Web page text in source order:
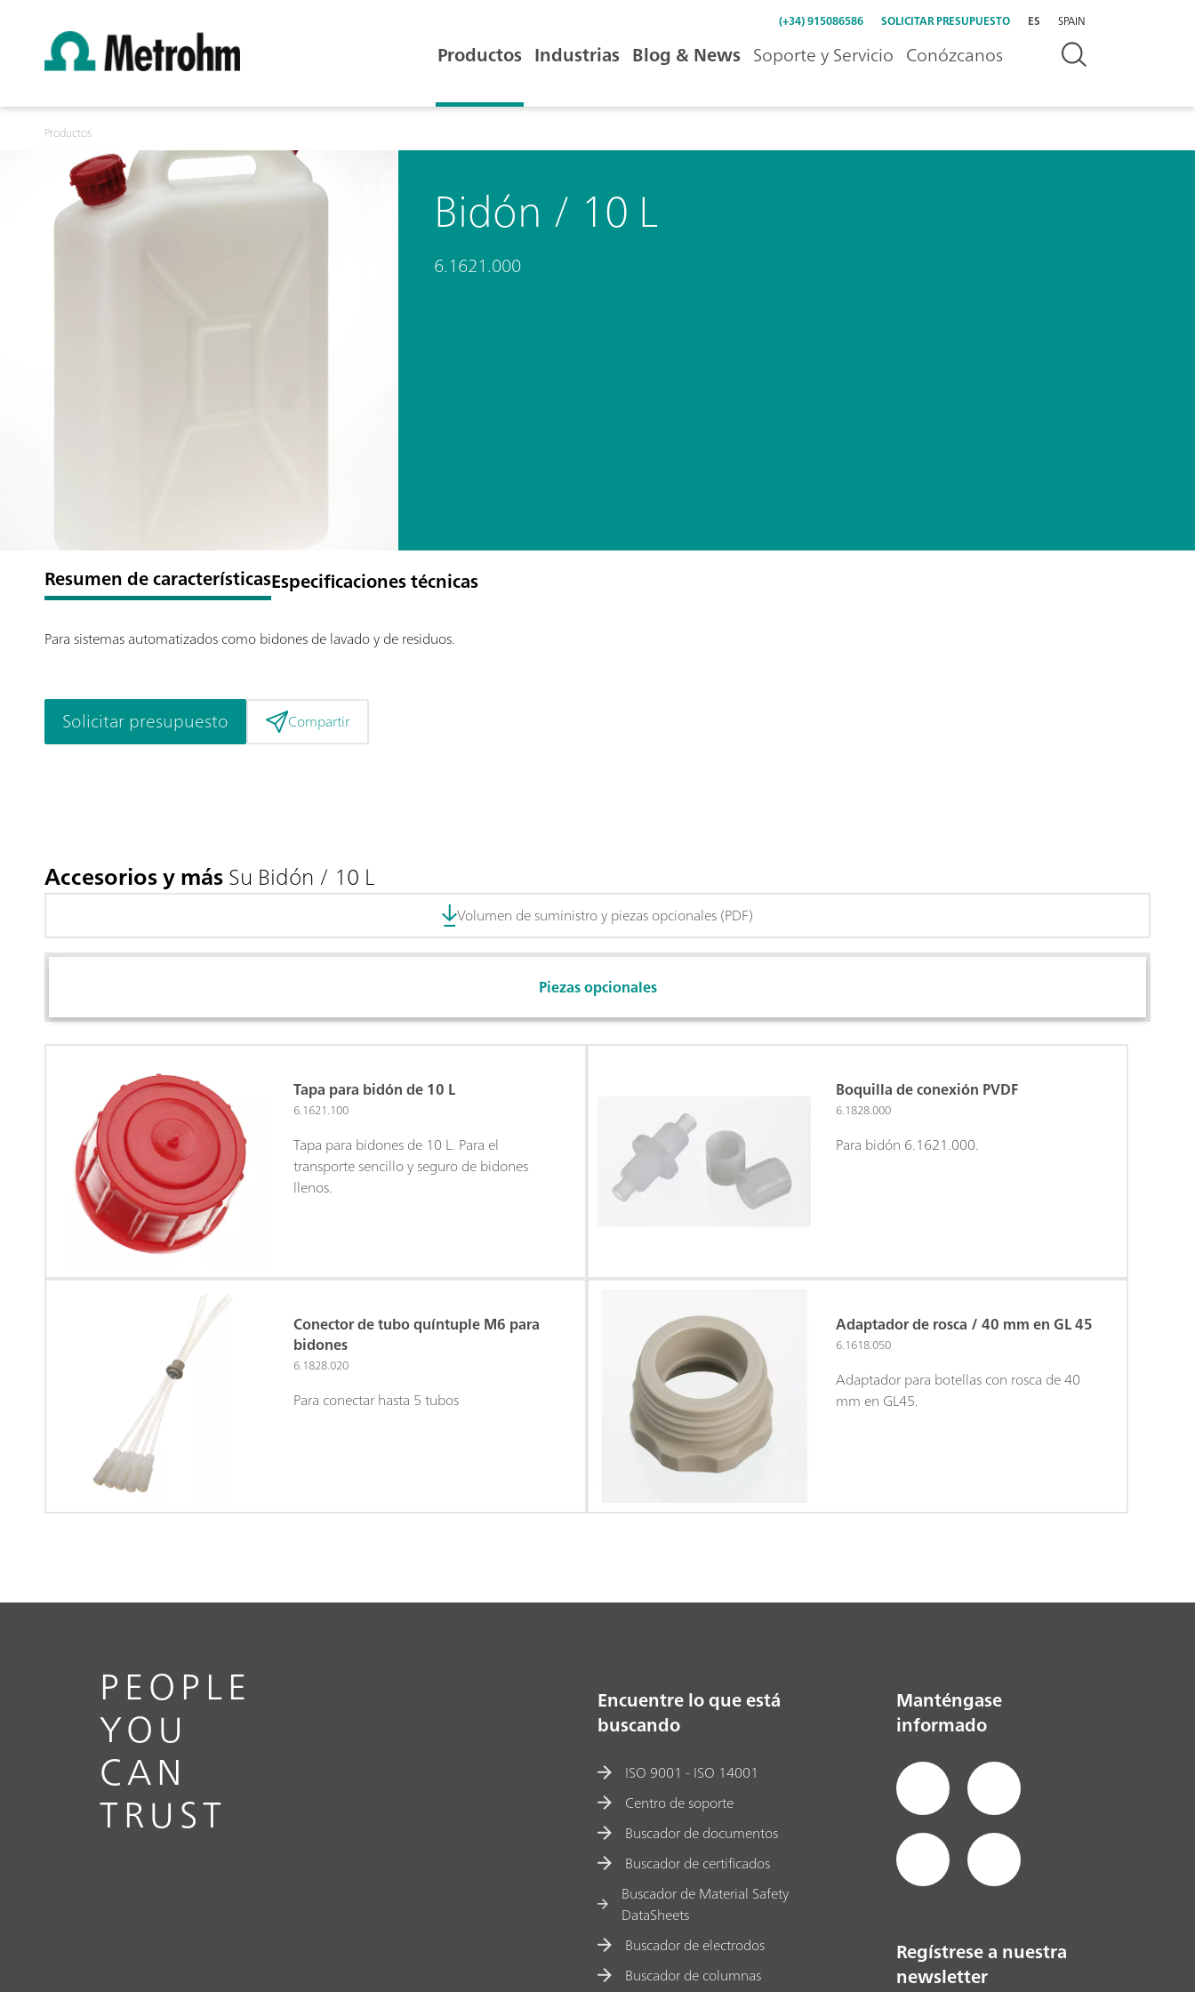
(+34) 915086586 SOLICITAR PRESUPUESTO ES SPAIN
Productos Industrias Blog & News Soporte y Servicio Conózcanos
Productos
Bidón / 10 L
6.1621.000
Resumen de característicasEspecificaciones técnicas
Para sistemas automatizados como bidones de lavado y de residuos.
Solicitar presupuesto Compartir
Accesorios y másSu Bidón / 10 L
Volumen de suministro y piezas opcionales (PDF)
Piezas opcionales
Tapa para bidón de 10 L
6.1621.100
Tapa para bidones de 10 L. Para el
transporte sencillo y seguro de bidones
llenos.
Boquilla de conexión PVDF
6.1828.000
Para bidón 6.1621.000.
Conector de tubo quíntuple M6 para
bidones
6.1828.020
Para conectar hasta 5 tubos
Adaptador de rosca / 40 mm en GL 45
6.1618.050
Adaptador para botellas con rosca de 40
mm en GL45.
PEOPLE
YOU
CAN
TRUST
Encuentre lo que está
buscando
ISO 9001 - ISO 14001
Centro de soporte
Buscador de documentos
Buscador de certificados
Buscador de Material Safety
DataSheets
Buscador de electrodos
Buscador de columnas
Manténgase
informado
Regístrese a nuestra
newsletter